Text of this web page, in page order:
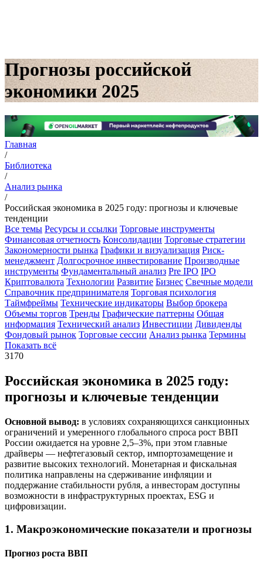
Прогнозы российской
экономики 2025
Главная
/
Библиотека
/
Анализ рынка
/
Российская экономика в 2025 году: прогнозы и ключевые
тенденции
Все темы Ресурсы и ссылки Торговые инструменты
Финансовая отчетность Консолидации Торговые стратегии
Закономерности рынка Графики и визуализация Риск-
менеджмент Долгосрочное инвестирование Производные
инструменты Фундаментальный анализ Pre IPO IPO
Криптовалюта Технологии Развитие Бизнес Свечные модели
Справочник предпринимателя Торговая психология
Таймфреймы Технические индикаторы Выбор брокера
Объемы торгов Тренды Графические паттерны Общая
информация Технический анализ Инвестиции Дивиденды
Фондовый рынок Торговые сессии Анализ рынка Термины
Показать всё
3170
Российская экономика в 2025 году:
прогнозы и ключевые тенденции
Основной вывод: в условиях сохраняющихся санкционных
ограничений и умеренного глобального спроса рост ВВП
России ожидается на уровне 2,5–3%, при этом главные
драйверы — нефтегазовый сектор, импортозамещение и
развитие высоких технологий. Монетарная и фискальная
политика направлены на сдерживание инфляции и
поддержание стабильности рубля, а инвесторам доступны
возможности в инфраструктурных проектах, ESG и
цифровизации.
1. Макроэкономические показатели и прогнозы
Прогноз роста ВВП